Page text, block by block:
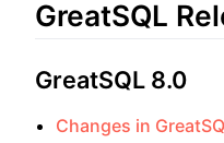
GreatSQL
GreatSQL 8.0
Changes in